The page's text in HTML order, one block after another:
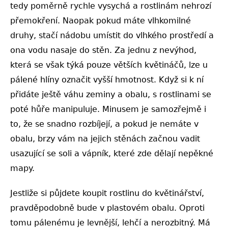
tedy poměrně rychle vysychá a rostlinám nehrozí
přemokření. Naopak pokud máte vlhkomilné
druhy, stačí nádobu umístit do vlhkého prostředí a
ona vodu nasaje do stěn. Za jednu z nevýhod,
která se však týká pouze větších květináčů, lze u
pálené hlíny označit vyšší hmotnost. Když si k ní
přidáte ještě váhu zeminy a obalu, s rostlinami se
poté hůře manipuluje. Minusem je samozřejmě i
to, že se snadno rozbíjejí, a pokud je nemáte v
obalu, brzy vám na jejich stěnách začnou vadit
usazující se soli a vápník, které zde dělají nepěkné
mapy.
Jestliže si půjdete koupit rostlinu do květinářství,
pravděpodobně bude v plastovém obalu. Oproti
tomu pálenému je levnější, lehčí a nerozbitný. Má